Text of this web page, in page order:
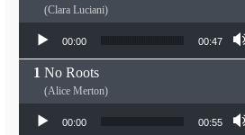
(Clara Luciani)
Lecteur audio
00:00 00:47
No Roots
(Alice Merton)
Lecteur audio
00:00 00:55